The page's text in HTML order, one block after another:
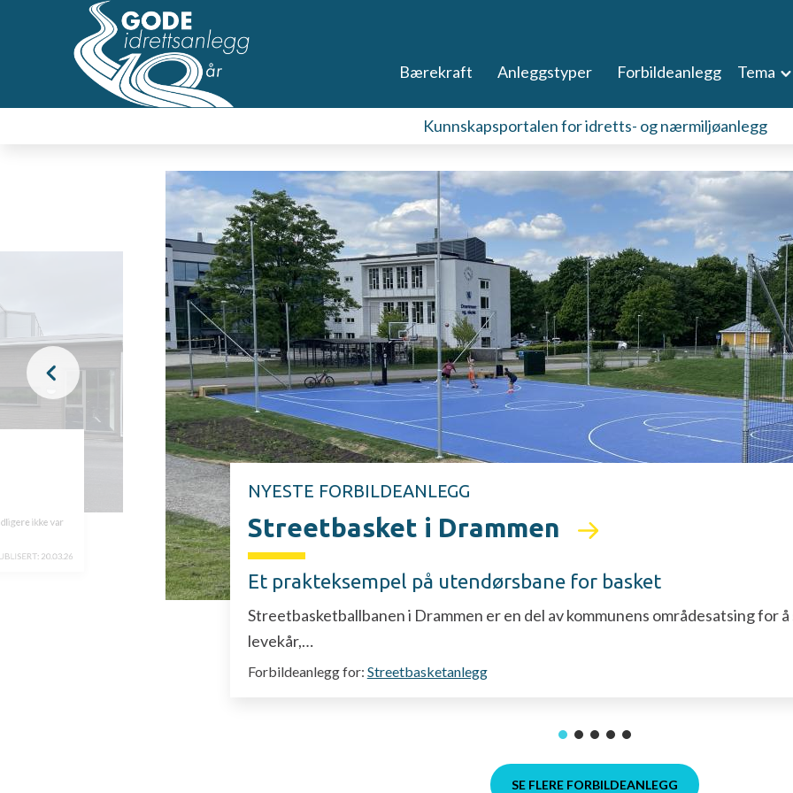
hovedsideinnhold
Bærekraft Anleggstyper Forbildeanlegg Tema
Kunnskapsportalen for idretts- og nærmiljøanlegg
ikke var
20.03.26
NYESTE FORBILDEANLEGG
Streetbasket i Drammen
Et prakteksempel på utendørsbane for basket
Streetbasketballbanen i Drammen er en del av kommunens områdesatsing for
levekår,…
Forbildeanlegg for: Streetbasketanlegg
SE FLERE FORBILDEANLEGG